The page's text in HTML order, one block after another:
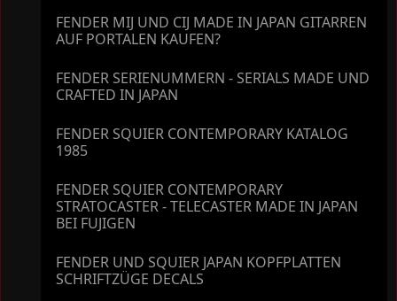
FENDER MIJ UND CIJ MADE IN JAPAN GITARREN
AUF PORTALEN KAUFEN?
FENDER SERIENUMMERN - SERIALS MADE UND
CRAFTED IN JAPAN
FENDER SQUIER CONTEMPORARY KATALOG
1985
FENDER SQUIER CONTEMPORARY
STRATOCASTER - TELECASTER MADE IN JAPAN
BEI FUJIGEN
FENDER UND SQUIER JAPAN KOPFPLATTEN
SCHRIFTZÜGE DECALS